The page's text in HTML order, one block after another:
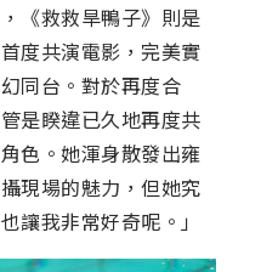
《救救旱鴨子》則是
度共演電影，完美實
同台。對於再度合
是睽違已久地再度共
色。她渾身散發出雍
現場的魅力，但她究
讓我非常好奇呢。」